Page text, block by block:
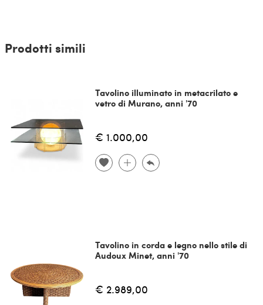
Prodotti simili
Tavolino illuminato in metacrilato e
vetro di Murano, anni '70
€ 1.000,00
Tavolino in corda e legno nello stile di
Audoux Minet, anni '70
€ 2.989,00